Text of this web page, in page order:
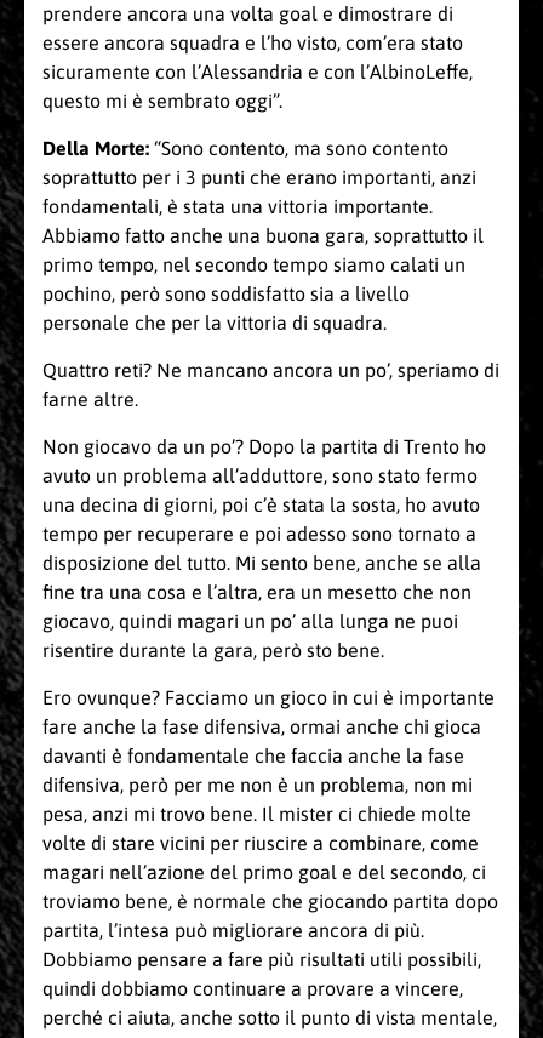
prendere ancora una volta goal e dimostrare di
essere ancora squadra e l’ho visto, com’era stato
sicuramente con l’Alessandria e con l’AlbinoLeffe,
questo mi è sembrato oggi”.
Della Morte: “Sono contento, ma sono contento
soprattutto per i 3 punti che erano importanti, anzi
fondamentali, è stata una vittoria importante.
Abbiamo fatto anche una buona gara, soprattutto il
primo tempo, nel secondo tempo siamo calati un
pochino, però sono soddisfatto sia a livello
personale che per la vittoria di squadra.
Quattro reti? Ne mancano ancora un po’, speriamo di
farne altre.
Non giocavo da un po’? Dopo la partita di Trento ho
avuto un problema all’adduttore, sono stato fermo
una decina di giorni, poi c’è stata la sosta, ho avuto
tempo per recuperare e poi adesso sono tornato a
disposizione del tutto. Mi sento bene, anche se alla
fine tra una cosa e l’altra, era un mesetto che non
giocavo, quindi magari un po’ alla lunga ne puoi
risentire durante la gara, però sto bene.
Ero ovunque? Facciamo un gioco in cui è importante
fare anche la fase difensiva, ormai anche chi gioca
davanti è fondamentale che faccia anche la fase
difensiva, però per me non è un problema, non mi
pesa, anzi mi trovo bene. Il mister ci chiede molte
volte di stare vicini per riuscire a combinare, come
magari nell’azione del primo goal e del secondo, ci
troviamo bene, è normale che giocando partita dopo
partita, l’intesa può migliorare ancora di più.
Dobbiamo pensare a fare più risultati utili possibili,
quindi dobbiamo continuare a provare a vincere,
perché ci aiuta, anche sotto il punto di vista mentale,